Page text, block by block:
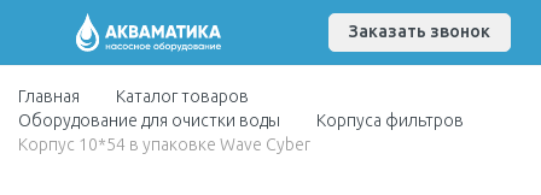
Заказать звонок
Главная
Каталог товаров
Оборудование для очистки воды
Корпуса фильтров
Корпус 10*54 в упаковке Wave Cyber